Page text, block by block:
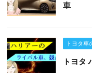
車
トヨタ車
トヨタ